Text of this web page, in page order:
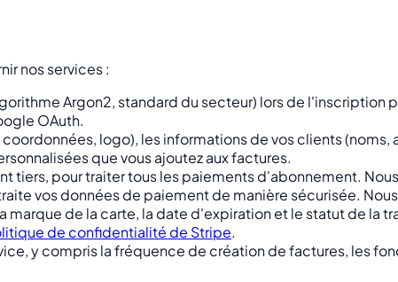
nos services :
Argon2, standard du secteur) lors de l'inscription
OAuth.
logo), les informations de vos clients
que vous ajoutez aux factures.
tiers, pour traiter tous les paiements d'abonnement.
vos données de paiement de manière sécurisée.
de la carte, la date d'expiration et le statut de la
de confidentialité de Stripe.
y compris la fréquence de création de factures, les